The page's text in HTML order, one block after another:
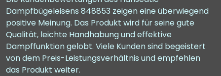
Dampfbügeleisens 848853 zeigen eine überwiegend
positive Meinung. Das Produkt wird für seine gute
Qualität, leichte Handhabung und effektive
Dampffunktion gelobt. Viele Kunden sind begeistert
von dem Preis-Leistungsverhältnis und empfehlen
das Produkt weiter.